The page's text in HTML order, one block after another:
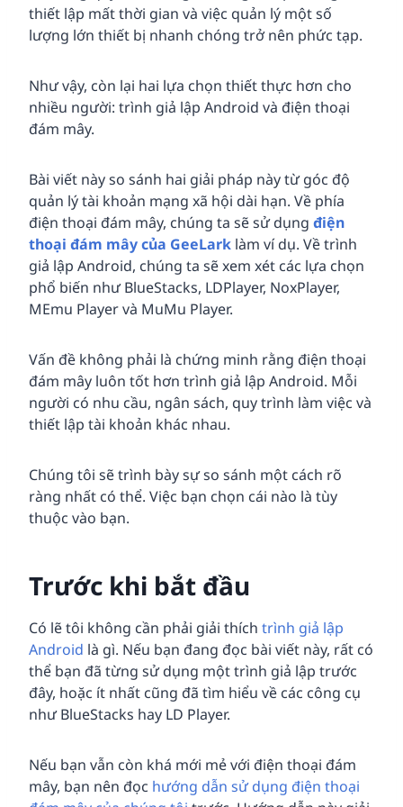
thiết lập mất thời gian và việc quản lý một số
lượng lớn thiết bị nhanh chóng trở nên phức tạp.
Như vậy, còn lại hai lựa chọn thiết thực hơn cho
nhiều người: trình giả lập Android và điện thoại
đám mây.
Bài viết này so sánh hai giải pháp này từ góc độ
quản lý tài khoản mạng xã hội dài hạn. Về phía
điện thoại đám mây, chúng ta sẽ sử dụng điện
thoại đám mây của GeeLark làm ví dụ. Về trình
giả lập Android, chúng ta sẽ xem xét các lựa chọn
phổ biến như BlueStacks, LDPlayer, NoxPlayer,
MEmu Player và MuMu Player.
Vấn đề không phải là chứng minh rằng điện thoại
đám mây luôn tốt hơn trình giả lập Android. Mỗi
người có nhu cầu, ngân sách, quy trình làm việc và
thiết lập tài khoản khác nhau.
Chúng tôi sẽ trình bày sự so sánh một cách rõ
ràng nhất có thể. Việc bạn chọn cái nào là tùy
thuộc vào bạn.
Trước khi bắt đầu
Có lẽ tôi không cần phải giải thích trình giả lập
Android là gì. Nếu bạn đang đọc bài viết này, rất có
thể bạn đã từng sử dụng một trình giả lập trước
đây, hoặc ít nhất cũng đã tìm hiểu về các công cụ
như BlueStacks hay LD Player.
Nếu bạn vẫn còn khá mới mẻ với điện thoại đám
mây, bạn nên đọc hướng dẫn sử dụng điện thoại